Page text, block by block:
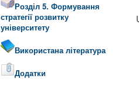
Розділ 5. Формування
стратегії розвитку
університету
Використана література
Додатки